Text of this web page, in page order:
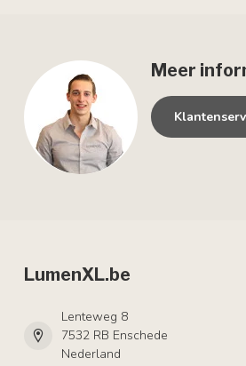
Meer
LumenXL.be
Lenteweg 8
7532 RB Enschede
Nederland